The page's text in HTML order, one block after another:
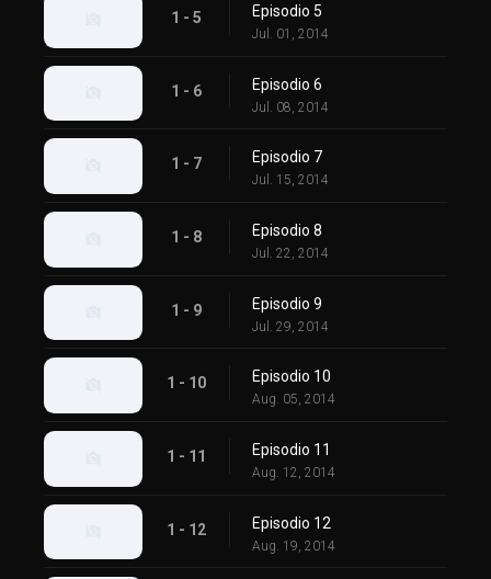
1 - 5 Episodio 5
Jul. 01, 2014
1 - 6 Episodio 6
Jul. 08, 2014
1 - 7 Episodio 7
Jul. 15, 2014
1 - 8 Episodio 8
Jul. 22, 2014
1 - 9 Episodio 9
Jul. 29, 2014
1 - 10 Episodio 10
Aug. 05, 2014
1 - 11 Episodio 11
Aug. 12, 2014
1 - 12 Episodio 12
Aug. 19, 2014